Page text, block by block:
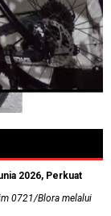
2026, Perkuat
0721/Blora melalui